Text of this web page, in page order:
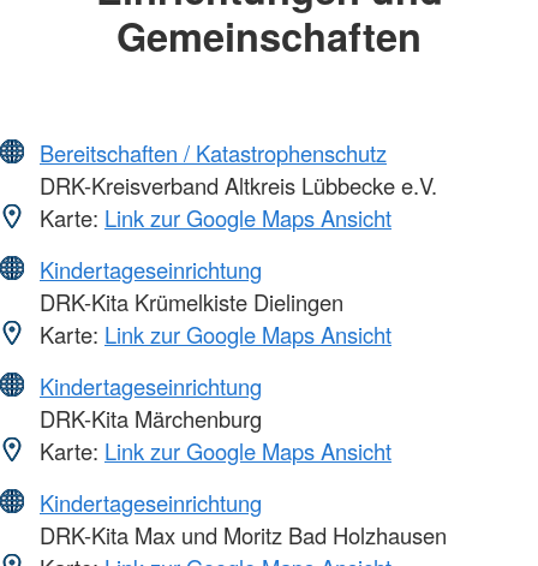
Gemeinschaften
Bereitschaften / Katastrophenschutz
DRK-Kreisverband Altkreis Lübbecke e.V.
Karte: Link zur Google Maps Ansicht
Kindertageseinrichtung
DRK-Kita Krümelkiste Dielingen
Karte: Link zur Google Maps Ansicht
Kindertageseinrichtung
DRK-Kita Märchenburg
Karte: Link zur Google Maps Ansicht
Kindertageseinrichtung
DRK-Kita Max und Moritz Bad Holzhausen